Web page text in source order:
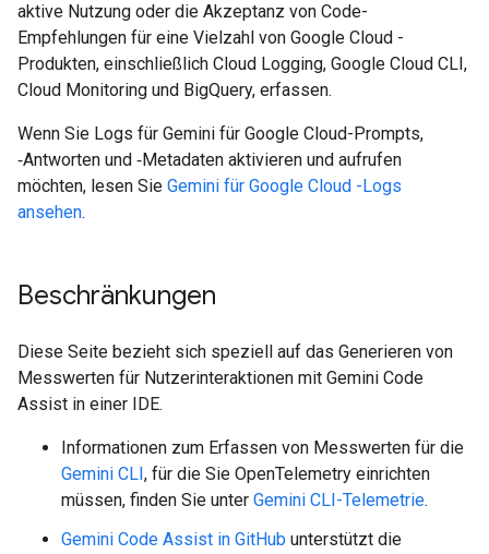
aktive Nutzung oder die Akzeptanz von Code-
Empfehlungen für eine Vielzahl von Google Cloud -
Produkten, einschließlich Cloud Logging, Google Cloud CLI,
Cloud Monitoring und BigQuery, erfassen.
Wenn Sie Logs für Gemini für Google Cloud-Prompts,
‑Antworten und ‑Metadaten aktivieren und aufrufen
möchten, lesen Sie Gemini für Google Cloud -Logs
ansehen.
Beschränkungen
Diese Seite bezieht sich speziell auf das Generieren von
Messwerten für Nutzerinteraktionen mit Gemini Code
Assist in einer IDE.
Informationen zum Erfassen von Messwerten für die
Gemini CLI, für die Sie OpenTelemetry einrichten
müssen, finden Sie unter Gemini CLI-Telemetrie.
Gemini Code Assist in GitHub unterstützt die